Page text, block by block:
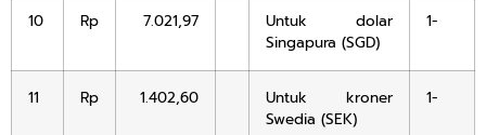
10 Rp 7.021,97
Untuk dolar
Singapura (SGD)
1-
11 Rp 1.402,60
Untuk kroner
Swedia (SEK)
1-